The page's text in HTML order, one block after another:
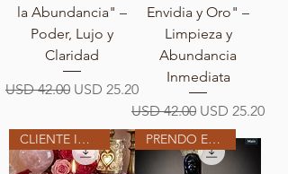
la Abundancia" –
Poder, Lujo y
Claridad
Precio
USD 42.00 Precio de oferta
USD 25.20
Envidia y Oro" –
Limpieza y
Abundancia
Inmediata
Precio
USD 42.00 Precio de
USD 25.20
CLIENTE INTERNACIONAL PRENDO EN MI ALTAR